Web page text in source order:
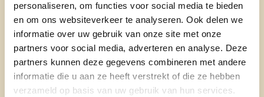
personaliseren, om functies voor social media te bieden
en om ons websiteverkeer te analyseren. Ook delen we
informatie over uw gebruik van onze site met onze
partners voor social media, adverteren en analyse. Deze
partners kunnen deze gegevens combineren met andere
informatie die u aan ze heeft verstrekt of die ze hebben
verzameld op basis van uw gebruik van hun services.
onze partij
nieuws